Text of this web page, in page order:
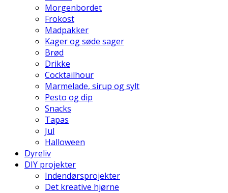
Morgenbordet
Frokost
Madpakker
Kager og søde sager
Brød
Drikke
Cocktailhour
Marmelade, sirup og sylt
Pesto og dip
Snacks
Tapas
Jul
Halloween
Dyreliv
DIY projekter
Indendørsprojekter
Det kreative hjørne